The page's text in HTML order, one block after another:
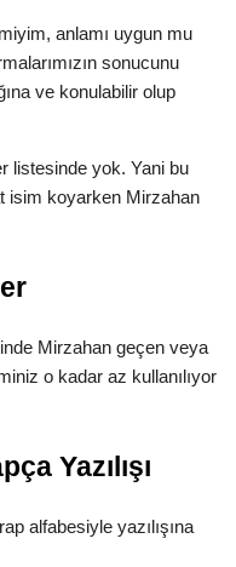
anlamı uygun mu
sonucunu
ve konulabilir olup
listesinde yok. Yani bu
isim koyarken Mirzahan
Mirzahan geçen veya
o kadar az kullanılıyor
Yazılışı
alfabesiyle yazılışına